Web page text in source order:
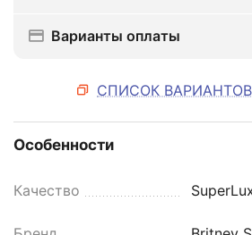
Варианты оплаты
СПИСОК
Особенности
Качество